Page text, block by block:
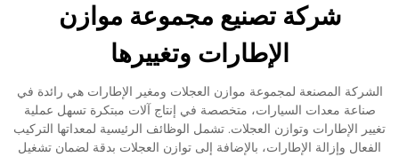
شركة تصنيع مجموعة موازن
الإطارات وتغييرها
الشركة المصنعة لمجموعة موازن العجلات ومغير الإطارات هي رائدة في
صناعة معدات السيارات، متخصصة في إنتاج آلات مبتكرة تسهل عملية
تغيير الإطارات وتوازن العجلات. تشمل الوظائف الرئيسية لمعداتها التركيب
الفعال وإزالة الإطارات، بالإضافة إلى توازن العجلات بدقة لضمان تشغيل